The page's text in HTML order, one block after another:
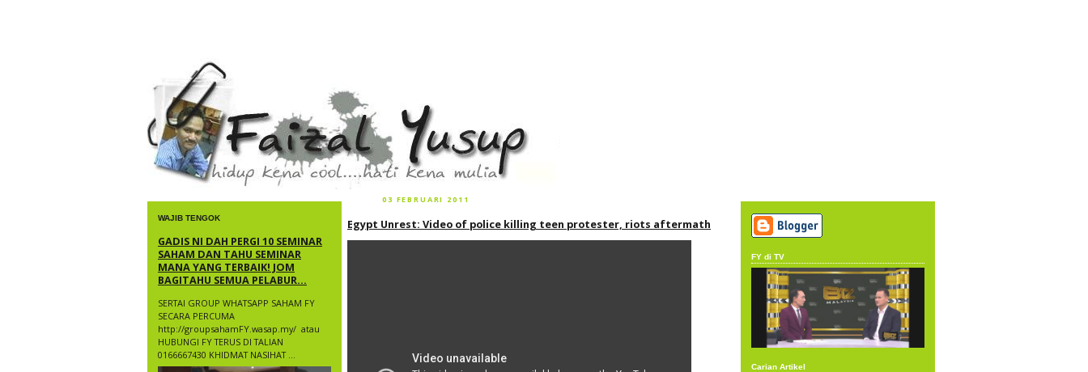
faizal yusup
WAJIB TENGOK
GADIS NI DAH PERGI 10 SEMINAR
SAHAM DAN TAHU SEMINAR
MANA YANG TERBAIK! JOM
BAGITAHU SEMUA PELABUR...
SERTAI GROUP WHATSAPP SAHAM FY
SECARA PERCUMA
http://groupsahamFY.wasap.my/ ​ atau
HUBUNGI FY TERUS DI TALIAN
0166667430 KHIDMAT NASIHAT ...
03 FEBRUARI 2011
Egypt Unrest: Video of police killing teen protester, riots aftermath
FY di TV
Carian Artikel